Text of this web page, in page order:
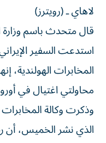
لاهاي ـ (رويترز)
قال متحدث باسم وزارة
استدعت السفير
المخابرات
محاولتي اغتيال في
وذكرت وكالة
الذي نشر الخميس، أن